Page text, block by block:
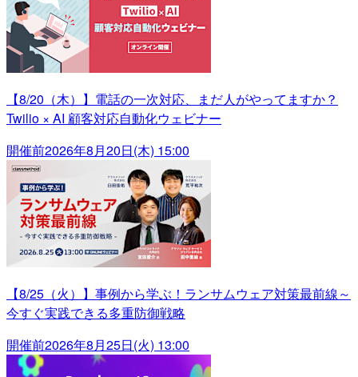
【8/20（木）】電話の一次対応、まだ人がやってますか？
Twilio × AI 顧客対応自動化ウェビナー
開催前2026年8月20日(木) 15:00
【8/25（火）】事例から学ぶ！ランサムウェア対策最前線～
今すぐ実践できる多重防御戦略
開催前2026年8月25日(火) 13:00